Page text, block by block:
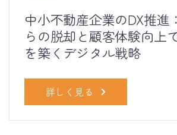
中小不動産企業のDX推進
らの脱却と顧客体験向上
を築くデジタル戦略
詳しく見る